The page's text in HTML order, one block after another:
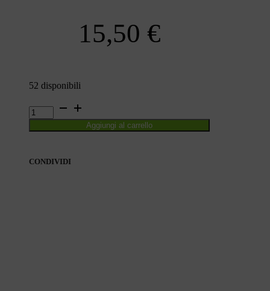
15,50 €
52 disponibili
TIMOTHY
TOP
PLUMBEE
Aggiungi al carrello
CONDIVIDI